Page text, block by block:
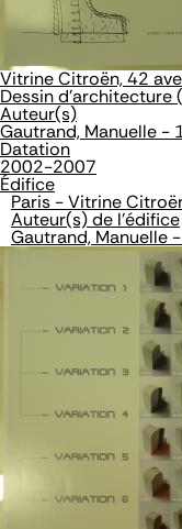
Vitrine Citroën, 42
Dessin d'architecture
Auteur(s)
Gautrand, Manuelle -
Datation
2002-2007
Édifice
Paris - Vitrine
Auteur(s) de l'édifice
Gautrand, Manuelle